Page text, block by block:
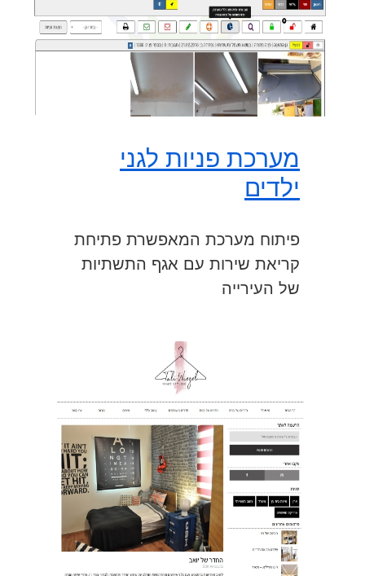
מערכת פניות לגני
ילדים
פיתוח מערכת המאפשרת פתיחת
קריאת שירות עם אגף התשתיות
של העירייה